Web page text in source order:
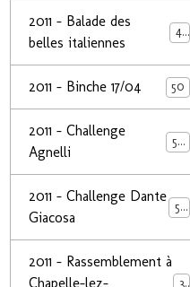
2011 - Balade des
belles italiennes
49
2011 - Binche 17/04 50
2011 - Challenge
Agnelli
50
2011 - Challenge Dante
Giacosa
50
2011 - Rassemblement à
Chapelle-lez-
32